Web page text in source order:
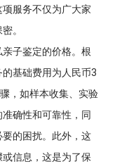
服务不仅为广大家
。
子鉴定的价格。根
基础费用为人民币3
，如样本收集、实验
确性和可靠性，同
的困扰。此外，这
信息，这是为了保